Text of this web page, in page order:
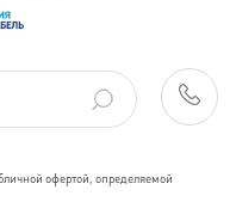
офертой, определяемой